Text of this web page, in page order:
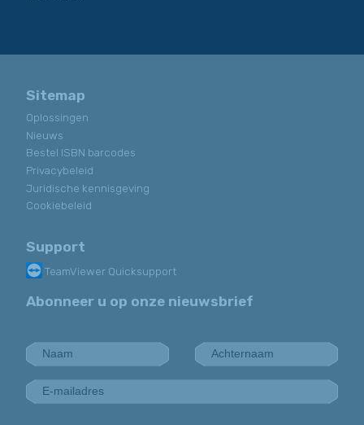
Sitemap
Oplossingen
Nieuws
Bestel ISBN barcodes
Privacybeleid
Juridische kennisgeving
Cookiebeleid
Support
TeamViewer Quicksupport
Abonneer u op onze nieuwsbrief